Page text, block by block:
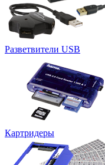
Разветвители USB
Картридеры